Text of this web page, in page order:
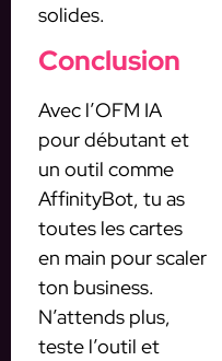
solides.
Conclusion
Avec l’OFM IA
pour débutant et
un outil comme
AffinityBot, tu as
toutes les cartes
en main pour scaler
ton business.
N’attends plus,
teste l’outil et